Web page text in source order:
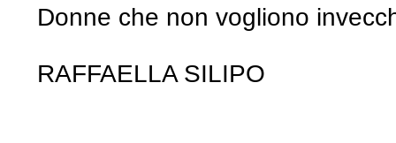
Donne che non vogliono
RAFFAELLA SILIPO